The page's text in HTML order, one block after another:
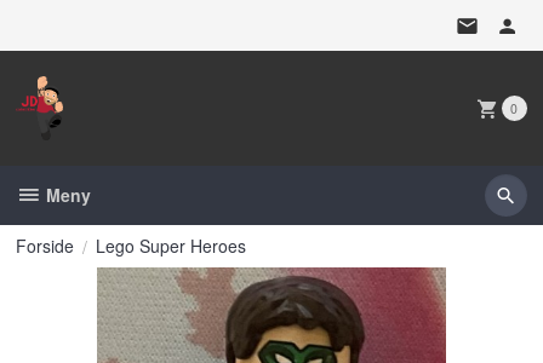
0
Meny
Forside Lego Super Heroes